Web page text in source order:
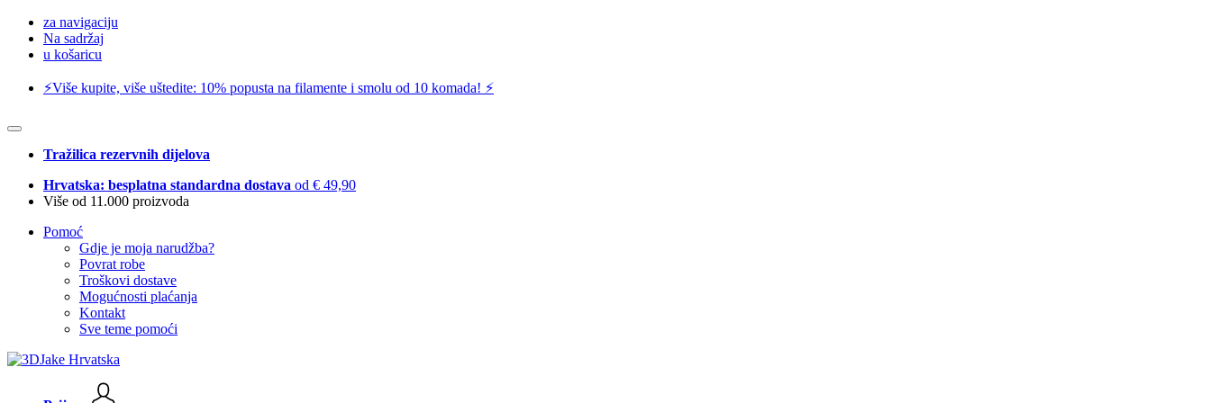
za navigaciju
Na sadržaj
u košaricu
⚡️Više kupite, više uštedite: 10% popusta na filamente i smolu od 10 komada! ⚡️
Tražilica rezervnih dijelova
Hrvatska: besplatna standardna dostava od € 49,90
Više od 11.000 proizvoda
Pomoć
Gdje je moja narudžba?
Povrat robe
Troškovi dostave
Mogućnosti plaćanja
Kontakt
Sve teme pomoći